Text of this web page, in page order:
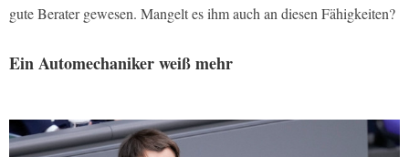
gute Berater gewesen. Mangelt es ihm auch an diesen Fähigkeiten?
Ein Automechaniker weiß mehr